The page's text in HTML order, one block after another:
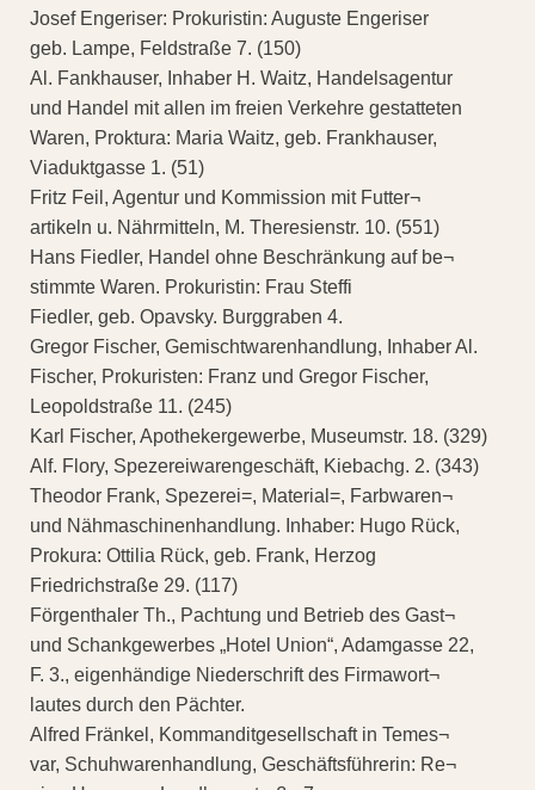
Josef Engeriser: Prokuristin: Auguste Engeriser
geb. Lampe, Feldstraße 7. (150)
Al. Fankhauser, Inhaber H. Waitz, Handelsagentur
und Handel mit allen im freien Verkehre gestatteten
Waren, Proktura: Maria Waitz, geb. Frankhauser,
Viaduktgasse 1. (51)
Fritz Feil, Agentur und Kommission mit Futter¬
artikeln u. Nährmitteln, M. Theresienstr. 10. (551)
Hans Fiedler, Handel ohne Beschränkung auf be¬
stimmte Waren. Prokuristin: Frau Steffi
Fiedler, geb. Opavsky. Burggraben 4.
Gregor Fischer, Gemischtwarenhandlung, Inhaber Al.
Fischer, Prokuristen: Franz und Gregor Fischer,
Leopoldstraße 11. (245)
Karl Fischer, Apothekergewerbe, Museumstr. 18. (329)
Alf. Flory, Spezereiwarengeschäft, Kiebachg. 2. (343)
Theodor Frank, Spezerei=, Material=, Farbwaren¬
und Nähmaschinenhandlung. Inhaber: Hugo Rück,
Prokura: Ottilia Rück, geb. Frank, Herzog
Friedrichstraße 29. (117)
Förgenthaler Th., Pachtung und Betrieb des Gast¬
und Schankgewerbes „Hotel Union“, Adamgasse 22,
F. 3., eigenhändige Niederschrift des Firmawort¬
lautes durch den Pächter.
Alfred Fränkel, Kommanditgesellschaft in Temes¬
var, Schuhwarenhandlung, Geschäftsführerin: Re¬